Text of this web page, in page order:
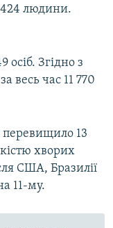
424 людини.
осіб. Згідно з
весь час 11 770
перевищило 13
хворих
США, Бразилії
11-му.